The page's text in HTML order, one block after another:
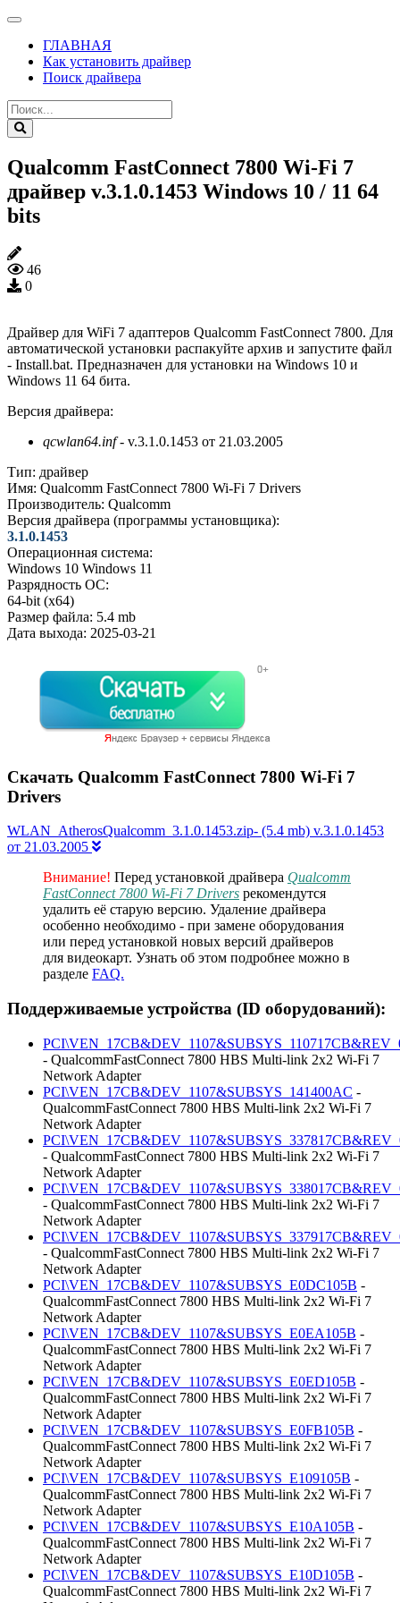
ГЛАВНАЯ
Как установить драйвер
Поиск драйвера
Qualcomm FastConnect 7800 Wi-Fi 7
драйвер v.3.1.0.1453 Windows 10 / 11 64
bits
46
0
Драйвер для WiFi 7 адаптеров Qualcomm FastConnect 7800. Для
автоматической установки распакуйте архив и запустите файл
- Install.bat. Предназначен для установки на Windows 10 и
Windows 11 64 бита.
Версия драйвера:
qcwlan64.inf- v.3.1.0.1453 от 21.03.2005
Тип: драйвер
Имя: Qualcomm FastConnect 7800 Wi-Fi 7 Drivers
Производитель: Qualcomm
Версия драйвера (программы установщика):
3.1.0.1453
Операционная система:
Windows 10 Windows 11
Разрядность ОС:
64-bit (x64)
Размер файла: 5.4 mb
Дата выхода: 2025-03-21
Скачать Qualcomm FastConnect 7800 Wi-Fi 7
Drivers
WLAN_AtherosQualcomm_3.1.0.1453.zip- (5.4 mb) v.3.1.0.1453
от 21.03.2005
Внимание! Перед установкой драйвера Qualcomm
FastConnect 7800 Wi-Fi 7 Drivers рекомендутся
удалить её старую версию. Удаление драйвера
особенно необходимо - при замене оборудования
или перед установкой новых версий драйверов
для видеокарт. Узнать об этом подробнее можно в
разделе FAQ.
Поддерживаемые устройства (ID оборудований):
- QualcommFastConnect 7800 HBS Multi-link 2x2 Wi-Fi 7
Network Adapter
PCI\VEN_17CB&DEV_1107&SUBSYS_141400AC -
QualcommFastConnect 7800 HBS Multi-link 2x2 Wi-Fi 7
Network Adapter
- QualcommFastConnect 7800 HBS Multi-link 2x2 Wi-Fi 7
Network Adapter
- QualcommFastConnect 7800 HBS Multi-link 2x2 Wi-Fi 7
Network Adapter
- QualcommFastConnect 7800 HBS Multi-link 2x2 Wi-Fi 7
Network Adapter
PCI\VEN_17CB&DEV_1107&SUBSYS_E0DC105B -
QualcommFastConnect 7800 HBS Multi-link 2x2 Wi-Fi 7
Network Adapter
PCI\VEN_17CB&DEV_1107&SUBSYS_E0EA105B -
QualcommFastConnect 7800 HBS Multi-link 2x2 Wi-Fi 7
Network Adapter
PCI\VEN_17CB&DEV_1107&SUBSYS_E0ED105B -
QualcommFastConnect 7800 HBS Multi-link 2x2 Wi-Fi 7
Network Adapter
PCI\VEN_17CB&DEV_1107&SUBSYS_E0FB105B -
QualcommFastConnect 7800 HBS Multi-link 2x2 Wi-Fi 7
Network Adapter
PCI\VEN_17CB&DEV_1107&SUBSYS_E109105B -
QualcommFastConnect 7800 HBS Multi-link 2x2 Wi-Fi 7
Network Adapter
PCI\VEN_17CB&DEV_1107&SUBSYS_E10A105B -
QualcommFastConnect 7800 HBS Multi-link 2x2 Wi-Fi 7
Network Adapter
PCI\VEN_17CB&DEV_1107&SUBSYS_E10D105B -
QualcommFastConnect 7800 HBS Multi-link 2x2 Wi-Fi 7